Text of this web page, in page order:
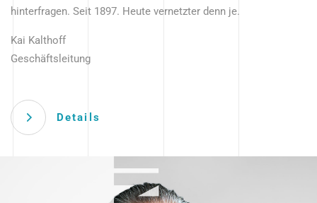
hinterfragen. Seit 1897. Heute vernetzter denn je.
Kai Kalthoff
Geschäftsleitung
Details